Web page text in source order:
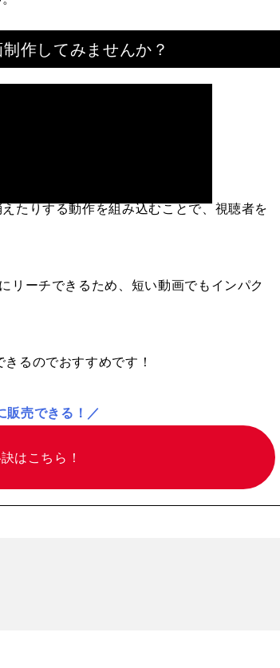
作してみませんか？
たりする動作を組み込むことで、視聴者を
リーチできるため、短い動画でもインパク
るのでおすすめです！
販売できる！／
はこちら！